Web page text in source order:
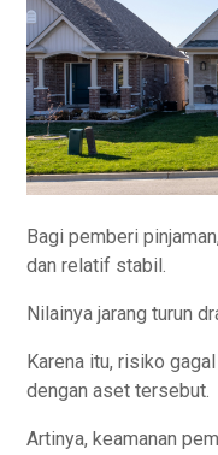
Bagi pemberi
dan relatif stabil.
Nilainya jarang turun
Karena itu, risiko
dengan aset tersebut.
Artinya, keamanan